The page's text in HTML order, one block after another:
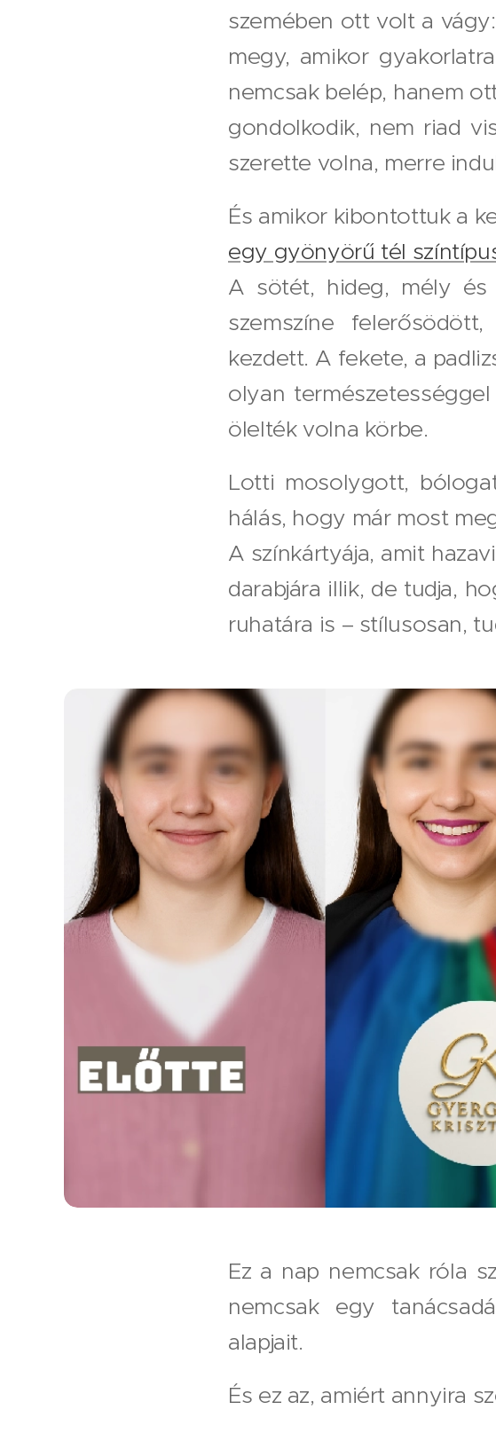
szemében ott volt a
megy, amikor
nemcsak belép, hanem
gondolkodik, nem riad
szerette volna, merre
És amikor kibontottuk a
egy gyönyörű tél
A sötét, hideg, mély és
szemszíne
kezdett. A fekete, a
olyan
ölelték volna körbe.
Lotti mosolygott,
hálás, hogy már most
A színkártyája, amit
darabjára illik, de tudja,
ruhatára is – stílusosan,
Ez a nap nemcsak róla
nemcsak egy
alapjait.
És ez az, amiért annyira